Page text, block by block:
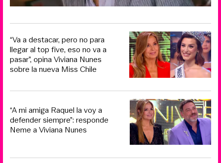
“Va a destacar, pero no para
llegar al top five, eso no va a
pasar”, opina Viviana Nunes
sobre la nueva Miss Chile
“A mi amiga Raquel la voy a
defender siempre”: responde
Neme a Viviana Nunes